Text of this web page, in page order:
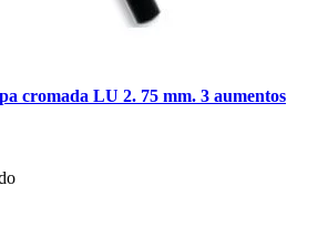
cromada LU 2. 75 mm. 3 aumentos